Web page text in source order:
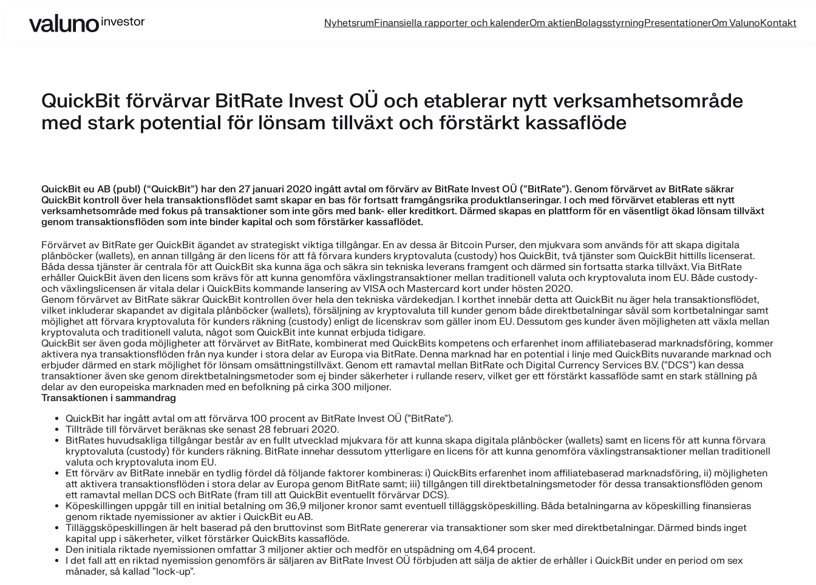
NyhetsrumFinansiella rapporter och kalenderOm aktienBolagsstyrningPresentationerOm ValunoKontakt
QuickBit förvärvar BitRate Invest OÜ och etablerar nytt verksamhetsområde
med stark potential för lönsam tillväxt och förstärkt kassaflöde
QuickBit eu AB (publ) (“QuickBit”) har den 27 januari 2020 ingått avtal om förvärv av BitRate Invest OÜ (”BitRate”). Genom förvärvet av BitRate säkrar
QuickBit kontroll över hela transaktionsflödet samt skapar en bas för fortsatt framgångsrika produktlanseringar. I och med förvärvet etableras ett nytt
verksamhetsområde med fokus på transaktioner som inte görs med bank- eller kreditkort. Därmed skapas en plattform för en väsentligt ökad lönsam tillväxt
genom transaktionsflöden som inte binder kapital och som förstärker kassaflödet.
Förvärvet av BitRate ger QuickBit ägandet av strategiskt viktiga tillgångar. En av dessa är Bitcoin Purser, den mjukvara som används för att skapa digitala
plånböcker (wallets), en annan tillgång är den licens för att få förvara kunders kryptovaluta (custody) hos QuickBit, två tjänster som QuickBit hittills licenserat.
Båda dessa tjänster är centrala för att QuickBit ska kunna äga och säkra sin tekniska leverans framgent och därmed sin fortsatta starka tillväxt. Via BitRate
erhåller QuickBit även den licens som krävs för att kunna genomföra växlingstransaktioner mellan traditionell valuta och kryptovaluta inom EU. Både custody-
och växlingslicensen är vitala delar i QuickBits kommande lansering av VISA och Mastercard kort under hösten 2020.
Genom förvärvet av BitRate säkrar QuickBit kontrollen över hela den tekniska värdekedjan. I korthet innebär detta att QuickBit nu äger hela transaktionsflödet,
vilket inkluderar skapandet av digitala plånböcker (wallets), försäljning av kryptovaluta till kunder genom både direktbetalningar såväl som kortbetalningar samt
möjlighet att förvara kryptovaluta för kunders räkning (custody) enligt de licenskrav som gäller inom EU. Dessutom ges kunder även möjligheten att växla mellan
kryptovaluta och traditionell valuta, något som QuickBit inte kunnat erbjuda tidigare.
QuickBit ser även goda möjligheter att förvärvet av BitRate, kombinerat med QuickBits kompetens och erfarenhet inom affiliatebaserad marknadsföring, kommer
aktivera nya transaktionsflöden från nya kunder i stora delar av Europa via BitRate. Denna marknad har en potential i linje med QuickBits nuvarande marknad och
erbjuder därmed en stark möjlighet för lönsam omsättningstillväxt. Genom ett ramavtal mellan BitRate och Digital Currency Services B.V. (”DCS”) kan dessa
transaktioner även ske genom direktbetalningsmetoder som ej binder säkerheter i rullande reserv, vilket ger ett förstärkt kassaflöde samt en stark ställning på
delar av den europeiska marknaden med en befolkning på cirka 300 miljoner.
Transaktionen i sammandrag
QuickBit har ingått avtal om att förvärva 100 procent av BitRate Invest OÜ (”BitRate”).
Tillträde till förvärvet beräknas ske senast 28 februari 2020.
BitRates huvudsakliga tillgångar består av en fullt utvecklad mjukvara för att kunna skapa digitala plånböcker (wallets) samt en licens för att kunna förvara
kryptovaluta (custody) för kunders räkning. BitRate innehar dessutom ytterligare en licens för att kunna genomföra växlingstransaktioner mellan traditionell
valuta och kryptovaluta inom EU.
Ett förvärv av BitRate innebär en tydlig fördel då följande faktorer kombineras: i) QuickBits erfarenhet inom affiliatebaserad marknadsföring, ii) möjligheten
att aktivera transaktionsflöden i stora delar av Europa genom BitRate samt; iii) tillgången till direktbetalningsmetoder för dessa transaktionsflöden genom
ett ramavtal mellan DCS och BitRate (fram till att QuickBit eventuellt förvärvar DCS).
Köpeskillingen uppgår till en initial betalning om 36,9 miljoner kronor samt eventuell tilläggsköpeskilling. Båda betalningarna av köpeskilling finansieras
genom riktade nyemissioner av aktier i QuickBit eu AB.
Tilläggsköpeskillingen är helt baserad på den bruttovinst som BitRate genererar via transaktioner som sker med direktbetalningar. Därmed binds inget
kapital upp i säkerheter, vilket förstärker QuickBits kassaflöde.
Den initiala riktade nyemissionen omfattar 3 miljoner aktier och medför en utspädning om 4,64 procent.
I det fall att en riktad nyemission genomförs är säljaren av BitRate Invest OÜ förbjuden att sälja de aktier de erhåller i QuickBit under en period om sex
månader, så kallad ”lock-up”.